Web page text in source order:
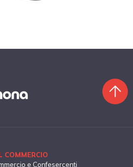
COMMERCIO
e Confesercenti